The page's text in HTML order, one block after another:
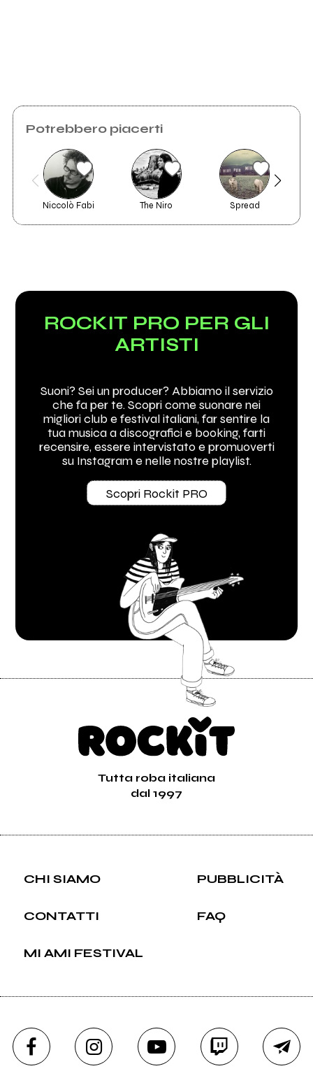
Potrebbero piacerti
Niccolò Fabi The Niro Spread
ROCKIT PRO PER GLI
ARTISTI
Suoni? Sei un producer? Abbiamo il servizio
che fa per te. Scopri come suonare nei
migliori club e festival italiani, far sentire la
tua musica a discografici e booking, farti
recensire, essere intervistato e promuoverti
su Instagram e nelle nostre playlist.
Scopri Rockit PRO
Tutta roba italiana
dal 1997
CHI SIAMO PUBBLICITÀ
CONTATTI FAQ
MI AMI FESTIVAL